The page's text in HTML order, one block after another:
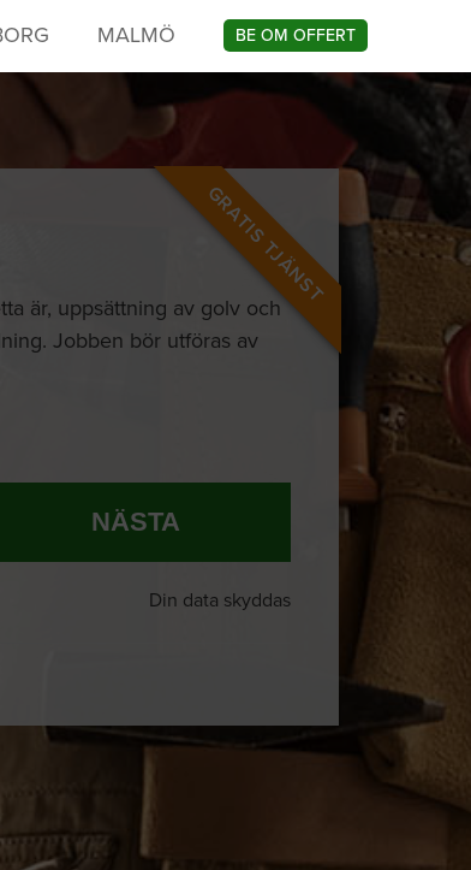
MALMÖ BE OM OFFERT
GRATIS TJÄNST
är, uppsättning av golv och
Jobben bör utföras av
NÄSTA
Din data skyddas
just nu